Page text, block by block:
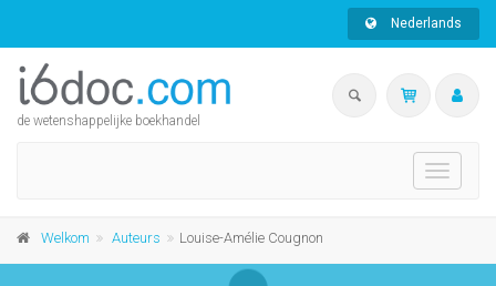
Nederlands
de wetenshappelijke boekhandel
Toggle
Welkom Auteurs Louise-Amélie Cougnon